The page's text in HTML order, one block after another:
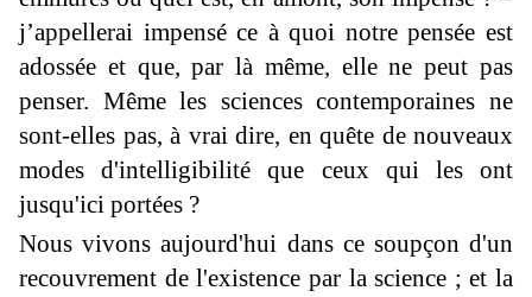
j’appellerai impensé ce à quoi notre pensée est
adossée et que, par là même, elle ne peut pas
penser. Même les sciences contemporaines ne
sont-elles pas, à vrai dire, en quête de nouveaux
modes d'intelligibilité que ceux qui les ont
jusqu'ici portées ?
Nous vivons aujourd'hui dans ce soupçon d'un
recouvrement de l'existence par la science ; et la